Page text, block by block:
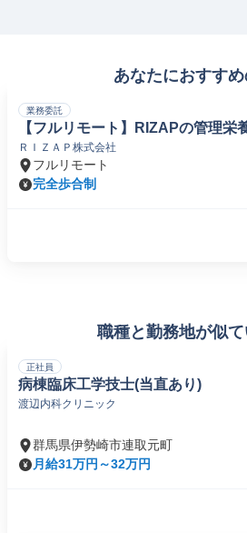
あなたにおすす
業務委託
【フルリモート】RIZAPの管理栄
ＲＩＺＡＰ株式会社
フルリモート
完全歩合制
職種と勤務地が似
正社員
病棟臨床工学技士(当直あり)
渡辺内科クリニック
群馬県伊勢崎市連取元町
月給31万円～32万円